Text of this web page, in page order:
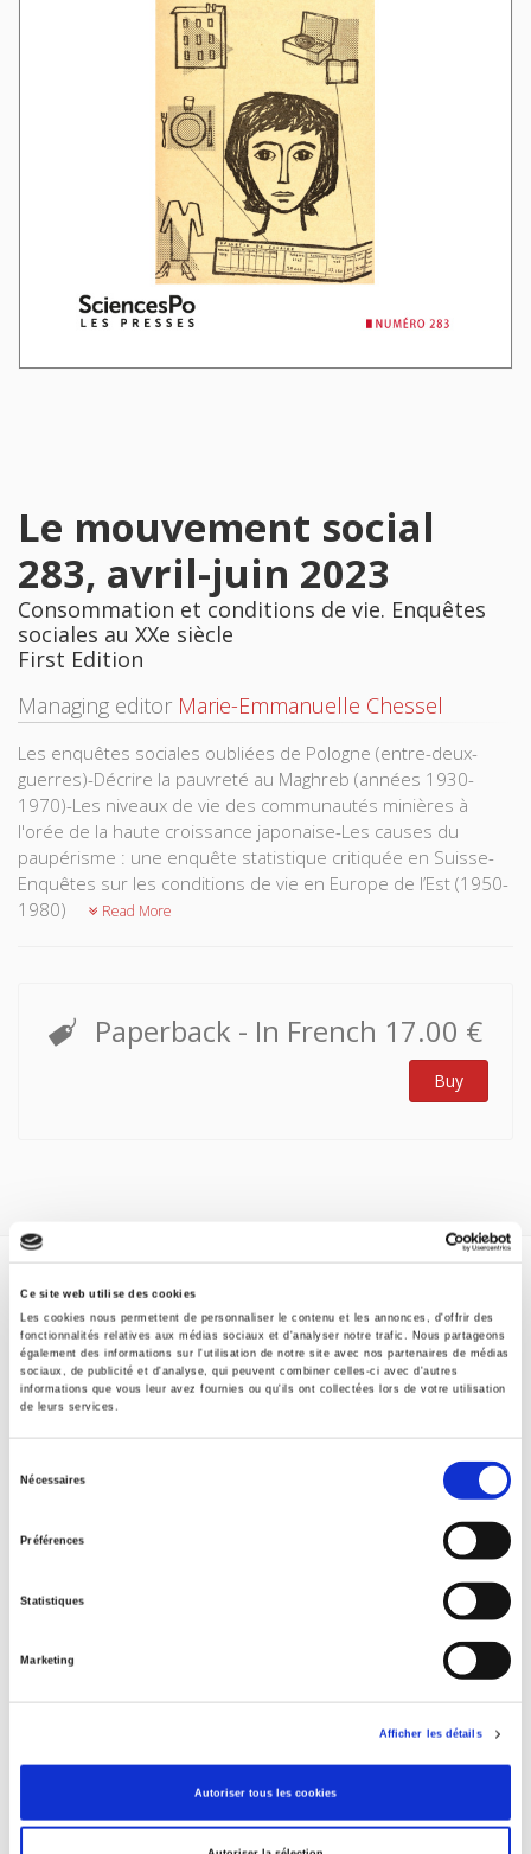
Ce site web utilise des cookies
Les cookies nous permettent de personnaliser le contenu et les annonces, d'offrir des
fonctionnalités relatives aux médias sociaux et d'analyser notre trafic. Nous partageons
également des informations sur l'utilisation de notre site avec nos partenaires de médias
sociaux, de publicité et d'analyse, qui peuvent combiner celles-ci avec d'autres
informations que vous leur avez fournies ou qu'ils ont collectées lors de votre utilisation
de leurs services.
Nécessaires
Préférences
Statistiques
Marketing
Afficher les détails
Autoriser tous les cookies
Le mouvement social
283, avril-juin 2023
Consommation et conditions de vie. Enquêtes
sociales au XXe siècle
First Edition
Managing editor Marie-Emmanuelle Chessel
Les enquêtes sociales oubliées de Pologne (entre-deux-
guerres)-Décrire la pauvreté au Maghreb (années 1930-
1970)-Les niveaux de vie des communautés minières à
l'orée de la haute croissance japonaise-Les causes du
paupérisme : une enquête statistique critiquée en Suisse-
Enquêtes sur les conditions de vie en Europe de l’Est (1950-
1980)
Read More
Paperback - In French 17.00 €
Buy
Specifications
Formats
Contents
Specifications
Publisher
Managing editor
Journal
Le Mouvement Social
French
>History field>Economic & Social History